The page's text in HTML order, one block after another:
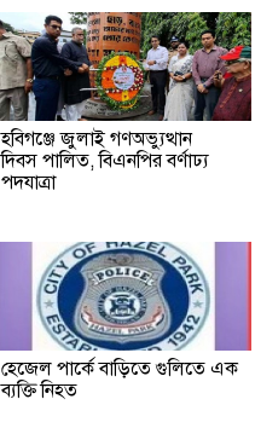
হবিগঞ্জে জুলাই গণঅভ্যুত্থান
দিবস পালিত, বিএনপির বর্ণাঢ্য
পদযাত্রা
হেজেল পার্কে বাড়িতে গুলিতে এক
ব্যক্তি নিহত